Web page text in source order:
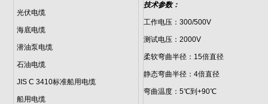
光伏电缆
海底电缆
潜油泵电缆
石油电缆
JIS C 3410标准船用电缆
船用电缆
技术参数：
工作电压：300/500V
测试电压：2000V
柔软弯曲半径：15倍直径
静态弯曲半径：4倍直径
弯曲温度：5℃到+90℃